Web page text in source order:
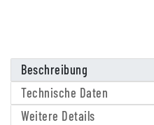
Beschreibung
Technische Daten
Weitere Details